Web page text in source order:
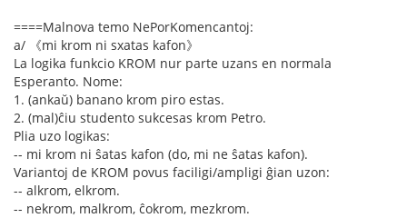
====Malnova temo NePorKomencantoj:
a/ 《mi krom ni sxatas kafon》
La logika funkcio KROM nur parte uzans en normala
Esperanto. Nome:
1. (ankaŭ) banano krom piro estas.
2. (mal)ĉiu studento sukcesas krom Petro.
Plia uzo logikas:
-- mi krom ni ŝatas kafon (do, mi ne ŝatas kafon).
Variantoj de KROM povus faciligi/ampligi ĝian uzon:
-- alkrom, elkrom.
-- nekrom, malkrom, ĉokrom, mezkrom.